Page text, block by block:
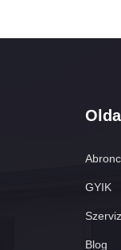
GYIK
Blog